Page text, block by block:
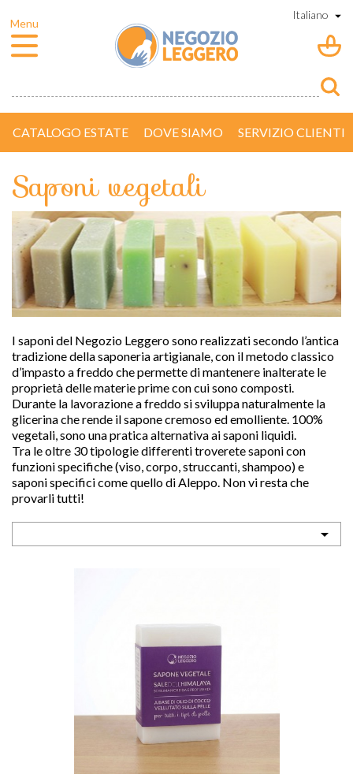

CATALOGO ESTATE DOVE SIAMO SERVIZIO CLIENTI
Saponi vegetali
I saponi del Negozio Leggero sono realizzati secondo l’antica
tradizione della saponeria artigianale, con il metodo classico
d’impasto a freddo che permette di mantenere inalterate le
proprietà delle materie prime con cui sono composti.
Durante la lavorazione a freddo si sviluppa naturalmente la
glicerina che rende il sapone cremoso ed emolliente. 100%
vegetali, sono una pratica alternativa ai saponi liquidi.
Tra le oltre 30 tipologie differenti troverete saponi con
funzioni specifiche (viso, corpo, struccanti, shampoo) e
saponi specifici come quello di Aleppo. Non vi resta che
provarli tutti!
